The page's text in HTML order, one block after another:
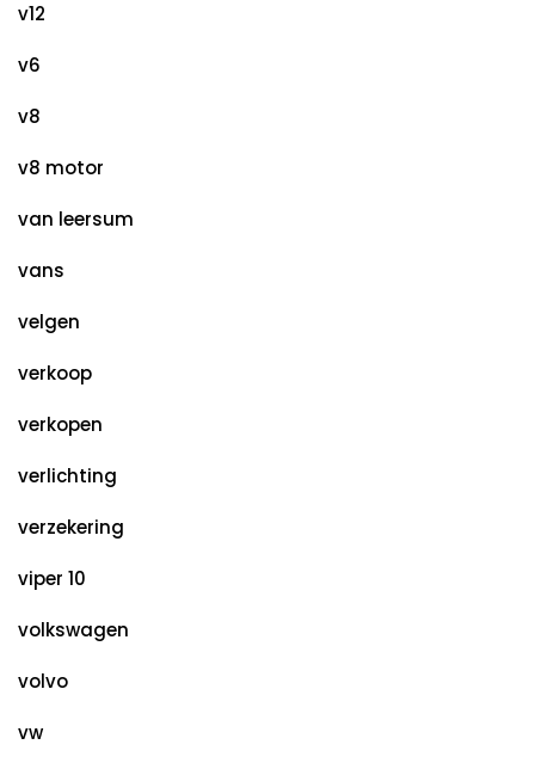
v12
v6
v8
v8 motor
van leersum
vans
velgen
verkoop
verkopen
verlichting
verzekering
viper 10
volkswagen
volvo
vw